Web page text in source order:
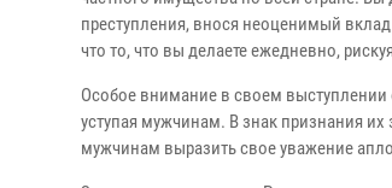
преступления, внося неоценимый
что то, что вы делаете ежедневно,
Особое внимание в своем
уступая мужчинам. В знак признания
мужчинам выразить свое уважение